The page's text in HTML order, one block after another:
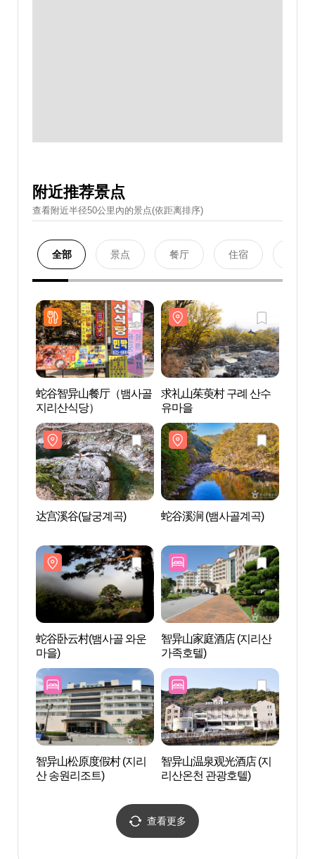
附近推荐景点
查看附近半径50公里內的景点(依距离排序)
全部 景点 餐厅 住宿
蛇谷智异山餐厅（뱀사골
지리산식당）
求礼山茱萸村 구례 산수
유마을
达宫溪谷(달궁계곡) 蛇谷溪涧 (뱀사골계곡)
蛇谷卧云村(뱀사골 와운
마을)
智异山家庭酒店 (지리산
가족호텔)
智异山松原度假村 (지리
산 송원리조트)
智异山温泉观光酒店 (지
리산온천 관광호텔)
查看更多